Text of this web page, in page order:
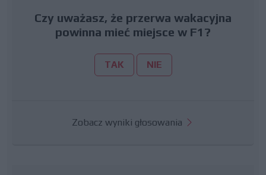
Czy uważasz, że przerwa wakacyjna
powinna mieć miejsce w F1?
TAK NIE
Zobacz wyniki głosowania